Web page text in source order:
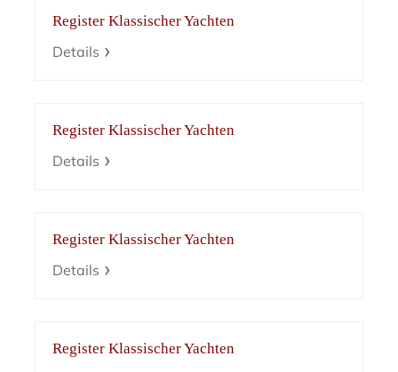
Register Klassischer Yachten
Details
Register Klassischer Yachten
Details
Register Klassischer Yachten
Details
Register Klassischer Yachten